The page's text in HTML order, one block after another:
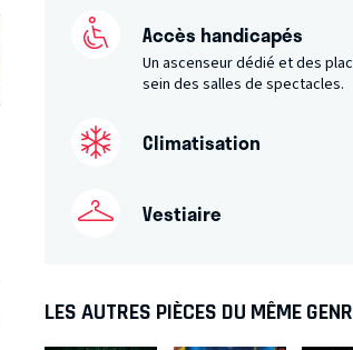
Accès handicapés
Un ascenseur dédié et des
sein des salles de spectacles.
Climatisation
Vestiaire
LES AUTRES PIÈCES DU MÊME